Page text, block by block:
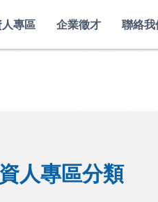
專區 企業徵才 聯絡我
人專區分類